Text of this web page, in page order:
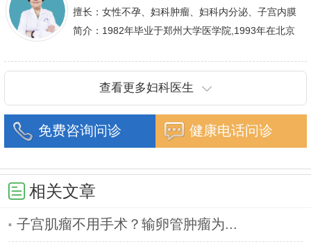
擅长：女性不孕、妇科肿瘤、妇科内分泌、子宫内膜
异位症、多囊卵巢等疾病的诊治,宫腹腔镜手术,盆底
简介：1982年毕业于郑州大学医学院,1993年在北京
查看更多妇科医生
免费咨询问诊 健康电话问诊
相关文章
子宫肌瘤不用手术？输卵管肿瘤为...